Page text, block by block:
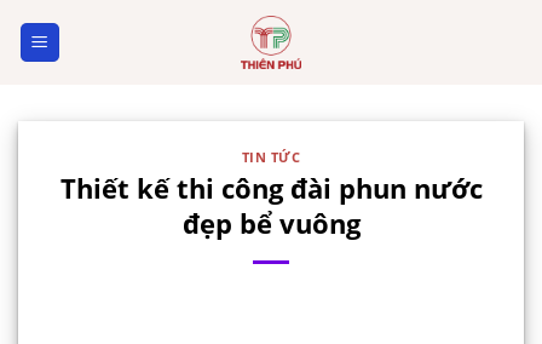
TIN TỨC
Thiết kế thi công đài phun nước
đẹp bể vuông